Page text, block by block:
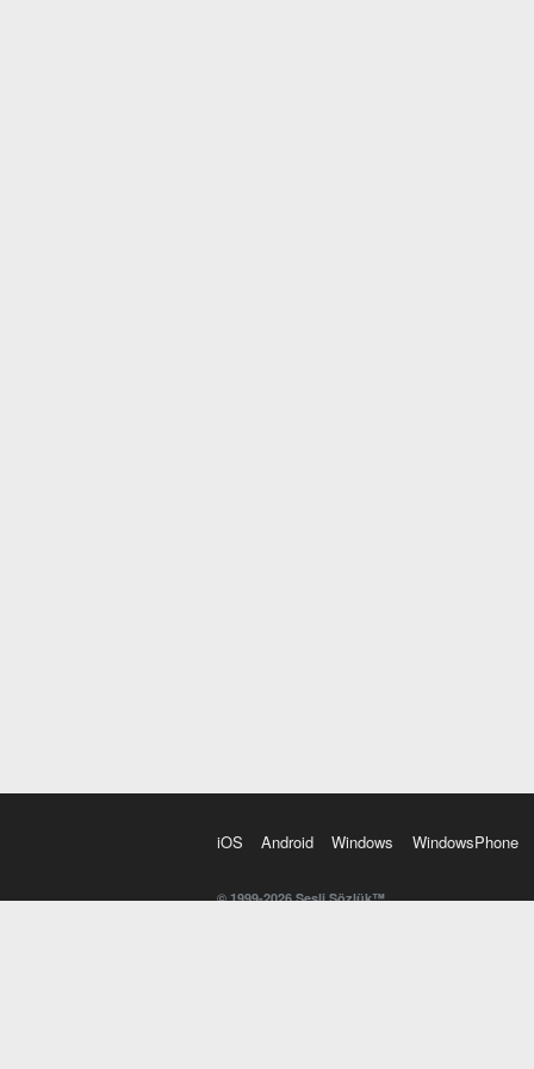
iOS Android Windows WindowsPhone
© 1999-2026 Sesli Sözlük™